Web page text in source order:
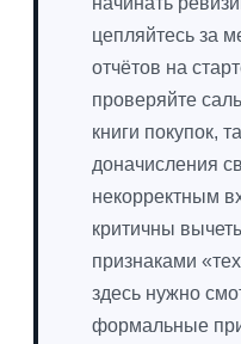
цепляйтесь за
отчётов на
проверяйте
книги покупок,
доначисления
некорректным
критичны
признаками
здесь нужно
формальные